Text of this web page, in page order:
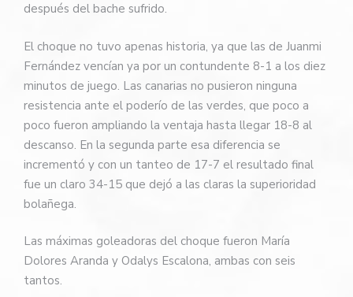
después del bache sufrido.
El choque no tuvo apenas historia, ya que las de Juanmi
Fernández vencían ya por un contundente 8-1 a los diez
minutos de juego. Las canarias no pusieron ninguna
resistencia ante el poderío de las verdes, que poco a
poco fueron ampliando la ventaja hasta llegar 18-8 al
descanso. En la segunda parte esa diferencia se
incrementó y con un tanteo de 17-7 el resultado final
fue un claro 34-15 que dejó a las claras la superioridad
bolañega.
Las máximas goleadoras del choque fueron María
Dolores Aranda y Odalys Escalona, ambas con seis
tantos.